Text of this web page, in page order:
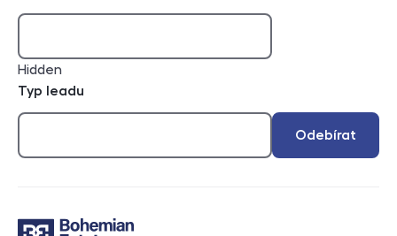
Hidden
Typ leadu
Odebírat